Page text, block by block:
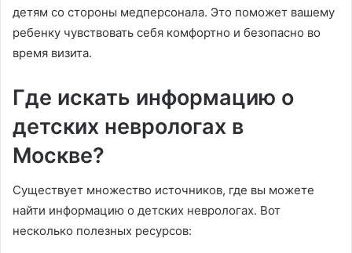
детям со стороны медперсонала. Это поможет вашему
ребенку чувствовать себя комфортно и безопасно во
время визита.
Где искать информацию о
детских неврологах в
Москве?
Существует множество источников, где вы можете
найти информацию о детских неврологах. Вот
несколько полезных ресурсов: